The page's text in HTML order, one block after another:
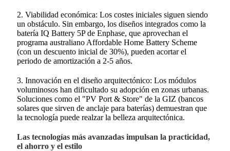
2. Viabilidad económica: Los costes iniciales siguen siendo
un obstáculo. Sin embargo, los diseños integrados como la
batería IQ Battery 5P de Enphase, que aprovechan el
programa australiano Affordable Home Battery Scheme
(con un descuento inicial de 30%), pueden acortar el
periodo de amortización a 2-5 años.
3. Innovación en el diseño arquitectónico: Los módulos
voluminosos han dificultado su adopción en zonas urbanas.
Soluciones como el "PV Port & Store" de la GIZ (bancos
solares que sirven de anclaje para baterías) demuestran que
la tecnología puede realzar la belleza arquitectónica.
Las tecnologías más avanzadas impulsan la practicidad,
el ahorro y el estilo